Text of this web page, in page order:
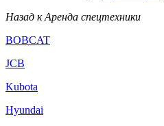
Назад к Аренда спецтехники
BOBCAT
JCB
Kubota
Hyundai